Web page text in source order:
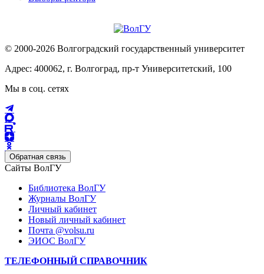
© 2000-2026 Волгоградский государственный университет
Адрес: 400062, г. Волгоград, пр-т Университетский, 100
Мы в соц. сетях
Обратная связь
Сайты ВолГУ
Библиотека ВолГУ
Журналы ВолГУ
Личный кабинет
Новый личный кабинет
Почта @volsu.ru
ЭИОС ВолГУ
ТЕЛЕФОННЫЙ СПРАВОЧНИК